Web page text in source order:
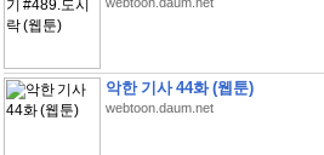
악한 기사 44화 (웹툰)
webtoon.daum.net